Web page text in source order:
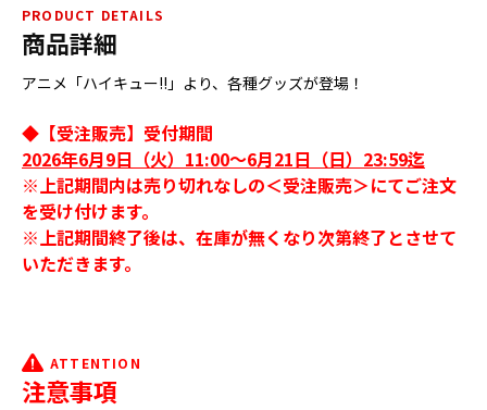
PRODUCT DETAILS
商品詳細
アニメ「ハイキュー!!」より、各種グッズが登場！
◆【受注販売】受付期間
2026年6月9日（火）11:00～6月21日（日）23:59迄
※上記期間内は売り切れなしの＜受注販売＞にてご注文
を受け付けます。
※上記期間終了後は、在庫が無くなり次第終了とさせて
いただきます。
ATTENTION
注意事項